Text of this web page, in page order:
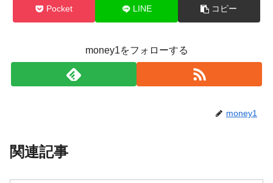
Pocket LINE コピー
money1をフォローする
money1
関連記事